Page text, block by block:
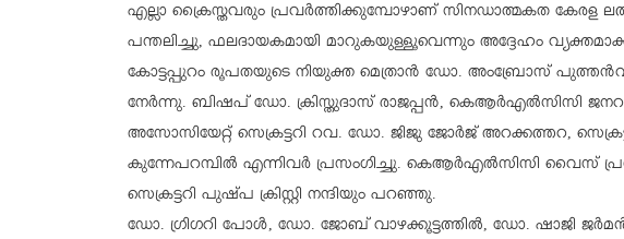
എല്ലാ ക്രൈസ്തവരും പ്രവര്‍ത്തിക്കുമ്പോഴാണ് സിനഡാത്മകത കേരള
പന്തലിച്ചു, ഫലദായകമായി മാറുകയുള്ളൂവെന്നും അദ്ദേഹം
കോട്ടപ്പുറം രൂപതയുടെ നിയുക്ത മെത്രാന്‍ ഡോ. അംബ്രോസ്
നേര്‍ന്നു. ബിഷപ് ഡോ. ക്രിസ്തുദാസ് രാജപ്പന്‍, കെആര്‍എല്‍സിസി
അസോസിയേറ്റ് സെക്രട്ടറി റവ. ഡോ. ജിജു ജോര്‍ജ് അറക്കത്തറ,
കുന്നേപറമ്പില്‍ എന്നിവര്‍ പ്രസംഗിച്ചു. കെആര്‍എല്‍സിസി വൈസ്
സെക്രട്ടറി പുഷ്പ ക്രിസ്റ്റി നന്ദിയും പറഞ്ഞു.
ഡോ. ഗ്രിഗറി പോള്‍, ഡോ. ജോബ് വാഴക്കൂട്ടത്തില്‍, ഡോ. ഷാജി